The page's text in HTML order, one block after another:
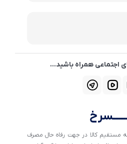
اجتماعی همراه باشید...
مستقیم کالا در جهت رفاه حال مصرف